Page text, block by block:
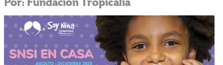
Por: Fundación Tropicalia